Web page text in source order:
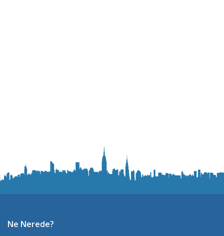
Ne Nerede?